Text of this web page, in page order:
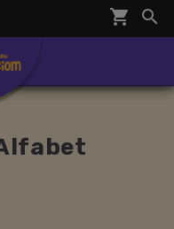
shopping_cart 
